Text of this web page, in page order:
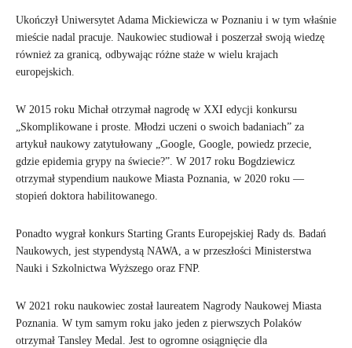
Ukończył Uniwersytet Adama Mickiewicza w Poznaniu i w tym właśnie
mieście nadal pracuje. Naukowiec studiował i poszerzał swoją wiedzę
również za granicą, odbywając różne staże w wielu krajach
europejskich.
W 2015 roku Michał otrzymał nagrodę w XXI edycji konkursu
„Skomplikowane i proste. Młodzi uczeni o swoich badaniach” za
artykuł naukowy zatytułowany „Google, Google, powiedz przecie,
gdzie epidemia grypy na świecie?”. W 2017 roku Bogdziewicz
otrzymał stypendium naukowe Miasta Poznania, w 2020 roku —
stopień doktora habilitowanego.
Ponadto wygrał konkurs Starting Grants Europejskiej Rady ds. Badań
Naukowych, jest stypendystą NAWA, a w przeszłości Ministerstwa
Nauki i Szkolnictwa Wyższego oraz FNP.
W 2021 roku naukowiec został laureatem Nagrody Naukowej Miasta
Poznania. W tym samym roku jako jeden z pierwszych Polaków
otrzymał Tansley Medal. Jest to ogromne osiągnięcie dla